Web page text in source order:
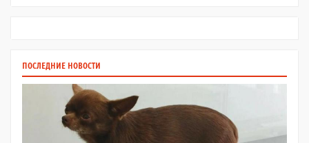
ПОСЛЕДНИЕ НОВОСТИ